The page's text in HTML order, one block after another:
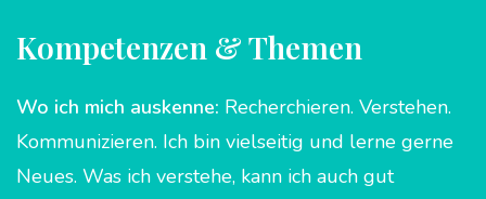
Kompetenzen & Themen
Wo ich mich auskenne: Recherchieren. Verstehen.
Kommunizieren. Ich bin vielseitig und lerne gerne
Neues. Was ich verstehe, kann ich auch gut